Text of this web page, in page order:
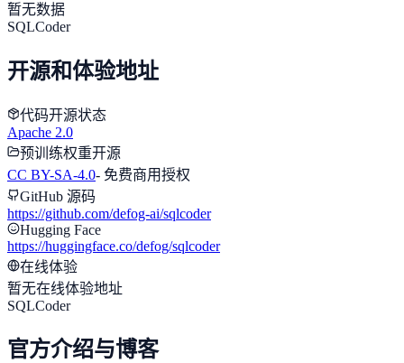
暂无数据
SQLCoder
开源和体验地址
代码开源状态
Apache 2.0
预训练权重开源
CC BY-SA-4.0- 免费商用授权
GitHub 源码
https://github.com/defog-ai/sqlcoder
Hugging Face
https://huggingface.co/defog/sqlcoder
在线体验
暂无在线体验地址
SQLCoder
官方介绍与博客